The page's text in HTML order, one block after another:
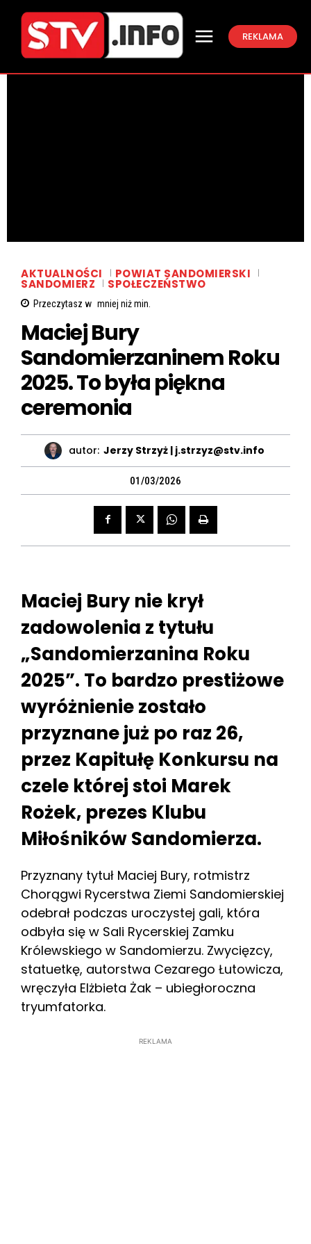
REKLAMA
AKTUALNOŚCI POWIAT SANDOMIERSKI
SANDOMIERZ SPOŁECZEŃSTWO
Przeczytasz w mniej niżmin.
Maciej Bury
Sandomierzaninem Roku
2025. To była piękna
ceremonia
autor: Jerzy Strzyż | j.strzyz@stv.info
01/03/2026
Maciej Bury nie krył
zadowolenia z tytułu
„Sandomierzanina Roku
2025”. To bardzo prestiżowe
wyróżnienie zostało
przyznane już po raz 26,
przez Kapitułę Konkursu na
czele której stoi Marek
Rożek, prezes Klubu
Miłośników Sandomierza.
Przyznany tytuł Maciej Bury, rotmistrz
Chorągwi Rycerstwa Ziemi Sandomierskiej
odebrał podczas uroczystej gali, która
odbyła się w Sali Rycerskiej Zamku
Królewskiego w Sandomierzu. Zwycięzcy,
statuetkę, autorstwa Cezarego Łutowicza,
wręczyła Elżbieta Żak – ubiegłoroczna
tryumfatorka.
REKLAMA